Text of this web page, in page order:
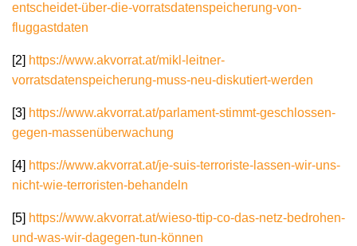
entscheidet-über-die-vorratsdatenspeicherung-von-
fluggastdaten
[2] https://www.akvorrat.at/mikl-leitner-
vorratsdatenspeicherung-muss-neu-diskutiert-werden
[3] https://www.akvorrat.at/parlament-stimmt-geschlossen-
gegen-massenüberwachung
[4] https://www.akvorrat.at/je-suis-terroriste-lassen-wir-uns-
nicht-wie-terroristen-behandeln
[5] https://www.akvorrat.at/wieso-ttip-co-das-netz-bedrohen-
und-was-wir-dagegen-tun-können